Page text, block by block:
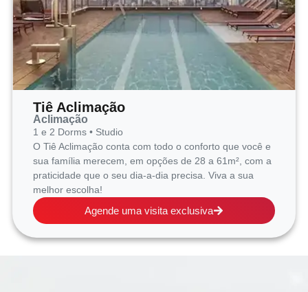
Tiê Aclimação
Aclimação
1 e 2 Dorms • Studio
O Tiê Aclimação conta com todo o conforto que você e
sua família merecem, em opções de 28 a 61m², com a
praticidade que o seu dia-a-dia precisa. Viva a sua
melhor escolha!
Agende uma visita exclusiva